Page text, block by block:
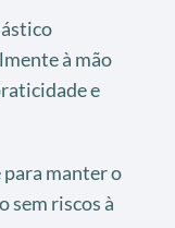
à mão
e
manter o
sem riscos à